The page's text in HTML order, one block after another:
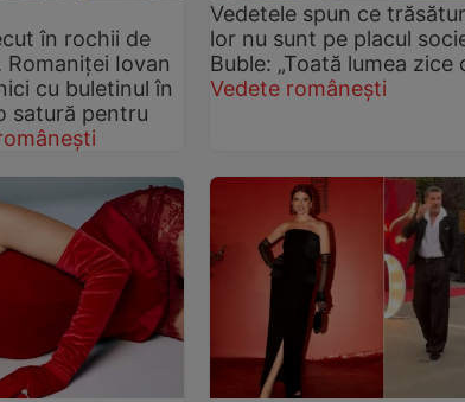
în rochii de
Romaniței Iovan
cu buletinul în
satură pentru
Vedetele spun ce
lor nu sunt pe placul
Buble: „Toată lumea zice
Vedete românești